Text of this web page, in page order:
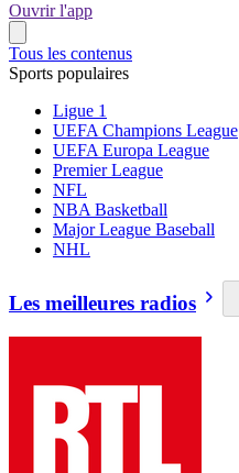
Ouvrir l'app
Tous les contenus
Sports populaires
Ligue 1
UEFA Champions League
UEFA Europa League
Premier League
NFL
NBA Basketball
Major League Baseball
NHL
Les meilleures radios